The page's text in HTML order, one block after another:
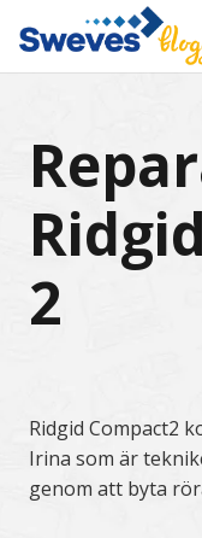
2
Ridgid Compact2
Irina som är
genom att byta